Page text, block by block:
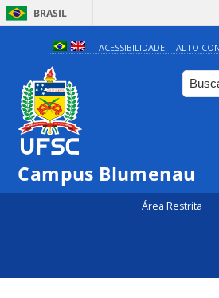
BRASIL
ACESSIBILIDADE ALTO
Campus Blumenau
Área Restrita